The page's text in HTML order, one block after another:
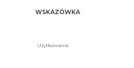
WSKAZÓWKA
Użytkowanie